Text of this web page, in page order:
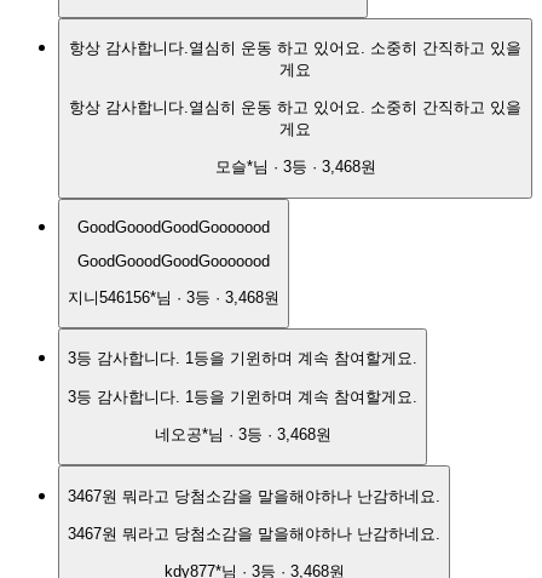
항상 감사합니다.열심히 운동 하고 있어요. 소중히 간직하고 있을
게요
항상 감사합니다.열심히 운동 하고 있어요. 소중히 간직하고 있을
게요
모슬*님 · 3등 · 3,468원
GoodGooodGoodGooooood
GoodGooodGoodGooooood
지니546156*님 · 3등 · 3,468원
3등 감사합니다. 1등을 기윈하며 계속 참여할게요.
3등 감사합니다. 1등을 기윈하며 계속 참여할게요.
네오공*님 · 3등 · 3,468원
3467원 뭐라고 당첨소감을 말을해야하나 난감하네요.
3467원 뭐라고 당첨소감을 말을해야하나 난감하네요.
kdy877*님 · 3등 · 3,468원